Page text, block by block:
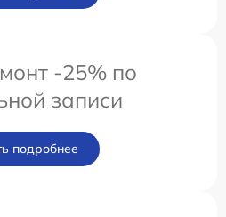
-25% по
записи
подробнее